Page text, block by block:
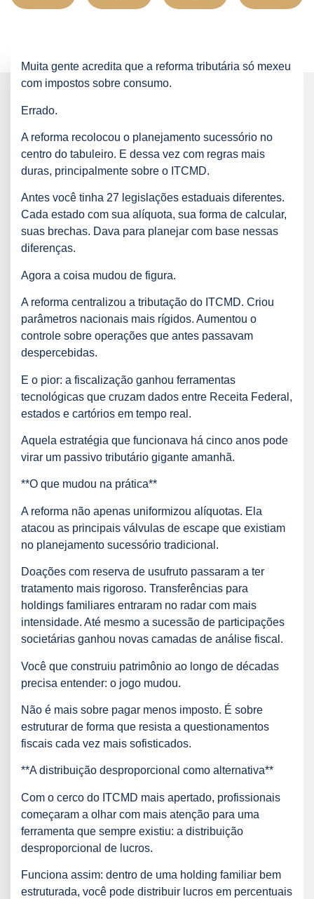
Muita gente acredita que a reforma tributária só mexeu
com impostos sobre consumo.
Errado.
A reforma recolocou o planejamento sucessório no
centro do tabuleiro. E dessa vez com regras mais
duras, principalmente sobre o ITCMD.
Antes você tinha 27 legislações estaduais diferentes.
Cada estado com sua alíquota, sua forma de calcular,
suas brechas. Dava para planejar com base nessas
diferenças.
Agora a coisa mudou de figura.
A reforma centralizou a tributação do ITCMD. Criou
parâmetros nacionais mais rígidos. Aumentou o
controle sobre operações que antes passavam
despercebidas.
E o pior: a fiscalização ganhou ferramentas
tecnológicas que cruzam dados entre Receita Federal,
estados e cartórios em tempo real.
Aquela estratégia que funcionava há cinco anos pode
virar um passivo tributário gigante amanhã.
**O que mudou na prática**
A reforma não apenas uniformizou alíquotas. Ela
atacou as principais válvulas de escape que existiam
no planejamento sucessório tradicional.
Doações com reserva de usufruto passaram a ter
tratamento mais rigoroso. Transferências para
holdings familiares entraram no radar com mais
intensidade. Até mesmo a sucessão de participações
societárias ganhou novas camadas de análise fiscal.
Você que construiu patrimônio ao longo de décadas
precisa entender: o jogo mudou.
Não é mais sobre pagar menos imposto. É sobre
estruturar de forma que resista a questionamentos
fiscais cada vez mais sofisticados.
**A distribuição desproporcional como alternativa**
Com o cerco do ITCMD mais apertado, profissionais
começaram a olhar com mais atenção para uma
ferramenta que sempre existiu: a distribuição
desproporcional de lucros.
Funciona assim: dentro de uma holding familiar bem
estruturada, você pode distribuir lucros em percentuais